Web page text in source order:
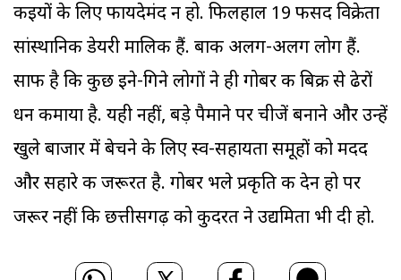
कइयों के लिए फायदेमंद न हो. फिलहाल 19 फीसद विक्रेता
सांस्थानिक डेयरी मालिक हैं. बाकी अलग-अलग लोग हैं.
साफ है कि कुछ इने-गिने लोगों ने ही गोबर की बिक्री से ढेरों
धन कमाया है. यही नहीं, बड़े पैमाने पर चीजें बनाने और उन्हें
खुले बाजार में बेचने के लिए स्व-सहायता समूहों को मदद
और सहारे की जरूरत है. गोबर भले प्रकृति की देन हो पर
जरूर नहीं कि छत्तीसगढ़ को कुदरत ने उद्यमिता भी दी हो.